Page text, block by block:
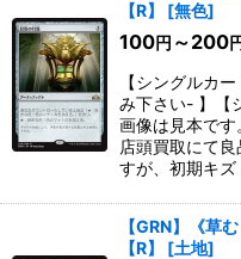
【R】
[無色]
100円 ～200
【シングルカ
み下さい- 】【
画像は見本で
店頭買取にて
すが、初期キ
【GRN】《草
【R】
[土地]